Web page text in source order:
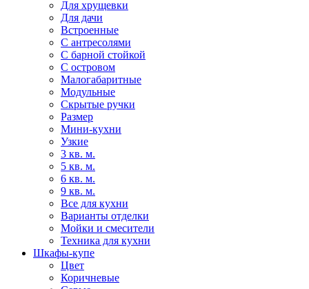
Для хрущевки
Для дачи
Встроенные
С антресолями
С барной стойкой
С островом
Малогабаритные
Модульные
Скрытые ручки
Размер
Мини-кухни
Узкие
3 кв. м.
5 кв. м.
6 кв. м.
9 кв. м.
Все для кухни
Варианты отделки
Мойки и смесители
Техника для кухни
Шкафы-купе
Цвет
Коричневые